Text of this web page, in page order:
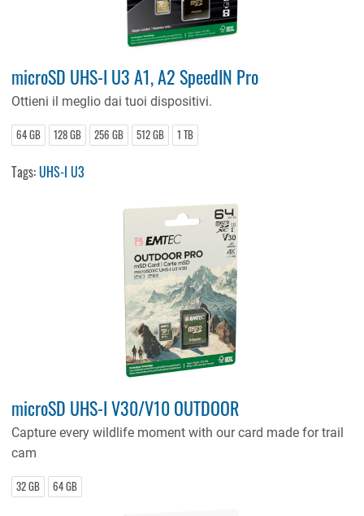
microSD UHS-I U3 A1, A2 SpeedIN Pro
Ottieni il meglio dai tuoi dispositivi.
64 GB 128 GB 256 GB 512 GB 1 TB
Tags:UHS-I U3
microSD UHS-I V30/V10 OUTDOOR
Capture every wildlife moment with our card made for trail
cam
32 GB 64 GB